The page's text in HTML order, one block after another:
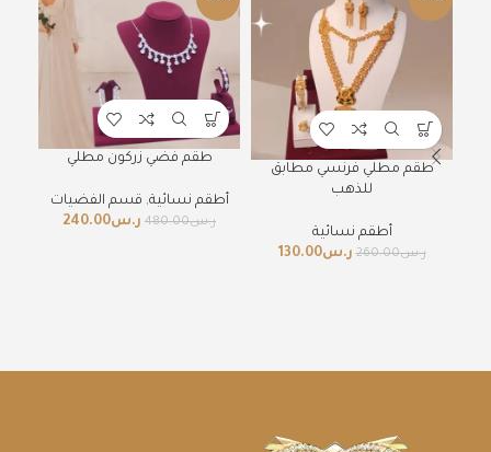
طقم مطلي فرنسي مطابق
للذهب
أطقم نسائية
ر.س260.00 ر.س130.00
طقم فضي زركون مطلي
أطقم نسائية, قسم الفضيات
ر.س480.00 ر.س240.00